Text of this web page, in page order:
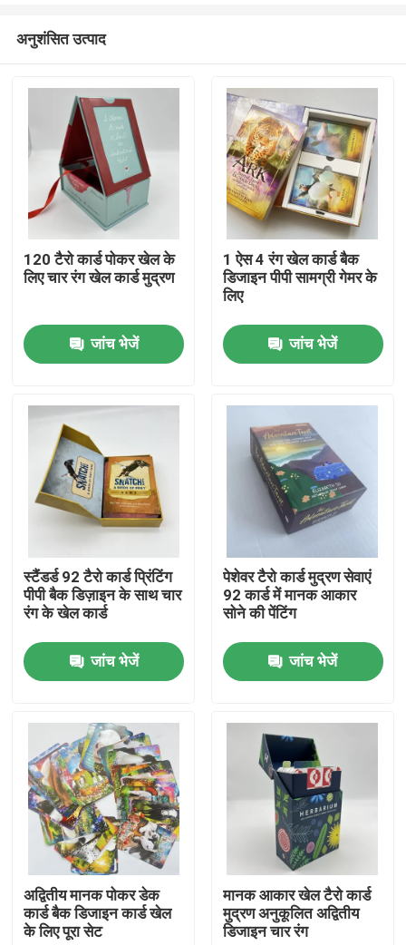
घर
उत्पादों
हमारे बारे में
संसाधन
समाचार
एक उद्धरण का अनुरोध करें
कॉफ़ी टेबल बुक प्रिंटिंग
टैरो कार्ड मुद्रण
अनुशंसित उत्पाद
120 टैरो कार्ड पोकर खेल के
लिए चार रंग खेल कार्ड मुद्रण
जांच भेजें
1 ऐस 4 रंग खेल कार्ड बैक
डिजाइन पीपी सामग्री गेमर के
लिए
जांच भेजें
स्टैंडर्ड 92 टैरो कार्ड प्रिंटिंग
पीपी बैक डिज़ाइन के साथ चार
रंग के खेल कार्ड
जांच भेजें
पेशेवर टैरो कार्ड मुद्रण सेवाएं
92 कार्ड में मानक आकार
सोने की पेंटिंग
जांच भेजें
अद्वितीय मानक पोकर डेक
कार्ड बैक डिजाइन कार्ड खेल
के लिए पूरा सेट
मानक आकार खेल टैरो कार्ड
मुद्रण अनुकूलित अद्वितीय
डिजाइन चार रंग